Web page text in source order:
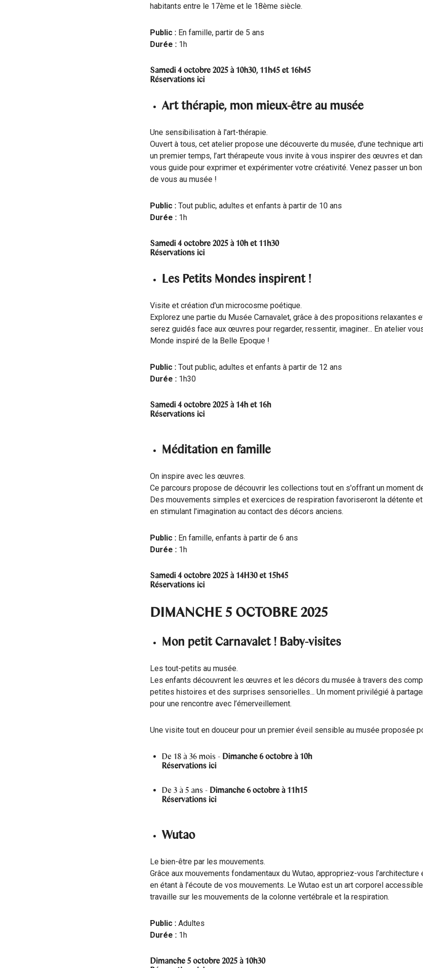
habitants entre le 17ème et le 18ème siècle.
Public : En famille, partir de 5 ans
Durée : 1h
Samedi 4 octobre 2025 à 10h30, 11h45 et 16h45
Réservations ici
Art thérapie, mon mieux-être au musée
Une sensibilisation à l'art-thérapie.
Ouvert à tous, cet atelier propose une découverte du musée, d’une technique
un premier temps, l’art thérapeute vous invite à vous inspirer des œuvres et
vous guide pour exprimer et expérimenter votre créativité. Venez passer un
de vous au musée !
Public : Tout public, adultes et enfants à partir de 10 ans
Durée : 1h
Samedi 4 octobre 2025 à 10h et 11h30
Réservations ici
Les Petits Mondes inspirent !
Visite et création d'un microcosme poétique.
Explorez une partie du Musée Carnavalet, grâce à des propositions relaxantes
serez guidés face aux œuvres pour regarder, ressentir, imaginer... En atelier
Monde inspiré de la Belle Epoque !
Public : Tout public, adultes et enfants à partir de 12 ans
Durée : 1h30
Samedi 4 octobre 2025 à 14h et 16h
Réservations ici
Méditation en famille
On inspire avec les œuvres.
Ce parcours propose de découvrir les collections tout en s'offrant un moment
Des mouvements simples et exercices de respiration favoriseront la détente
en stimulant l'imagination au contact des décors anciens.
Public : En famille, enfants à partir de 6 ans
Durée : 1h
Samedi 4 octobre 2025 à 14H30 et 15h45
Réservations ici
DIMANCHE 5 OCTOBRE 2025
Mon petit Carnavalet ! Baby-visites
Les tout-petits au musée.
Les enfants découvrent les œuvres et les décors du musée à travers des
petites histoires et des surprises sensorielles... Un moment privilégié à
pour une rencontre avec l’émerveillement.
Une visite tout en douceur pour un premier éveil sensible au musée proposée
De 18 à 36 mois - Dimanche 6 octobre à 10h
Réservations ici
De 3 à 5 ans - Dimanche 6 octobre à 11h15
Réservations ici
Wutao
Le bien-être par les mouvements.
Grâce aux mouvements fondamentaux du Wutao, appropriez-vous
en étant à l’écoute de vos mouvements. Le Wutao est un art corporel
travaille sur les mouvements de la colonne vertébrale et la respiration.
Public : Adultes
Durée : 1h
Dimanche 5 octobre 2025 à 10h30